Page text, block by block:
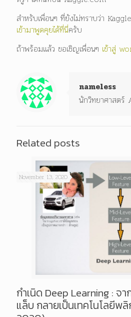
สำหรับเพื่อนๆ ที่ยังไม่ทราบว่า
เข้ามาพูดคุยได้ที่นี่ครับ
ถ้าพร้อมแล้ว ขอเชิญเพื่อนๆ เข้าสู่
nameless
นักวิทยาศาสตร์
Related posts
November 13, 2020
กำเนิด Deep Learning : จ
แล็บ กลายเป็นเทคโนโลยีพ